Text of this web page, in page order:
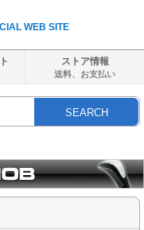
WEB SITE
ストア情報
送料、 お支払い
SEARCH